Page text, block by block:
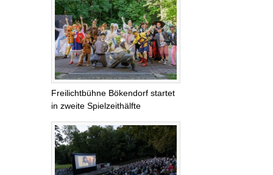
Freilichtbühne Bökendorf startet
in zweite Spielzeithälfte